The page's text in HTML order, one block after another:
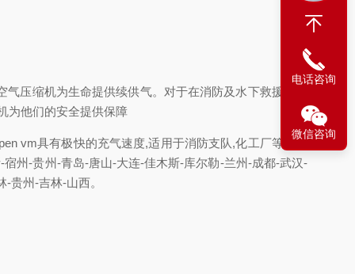
压缩机为生命提供续供气。对于在消防及水下救援前线
为他们的安全提供保障
vm具有极快的充气速度,适用于消防支队,化工厂等空气
州-贵州-青岛-唐山-大连-佳木斯-库尔勒-兰州-成都-武汉-
贵州-吉林-山西。
电话咨询
微信咨询